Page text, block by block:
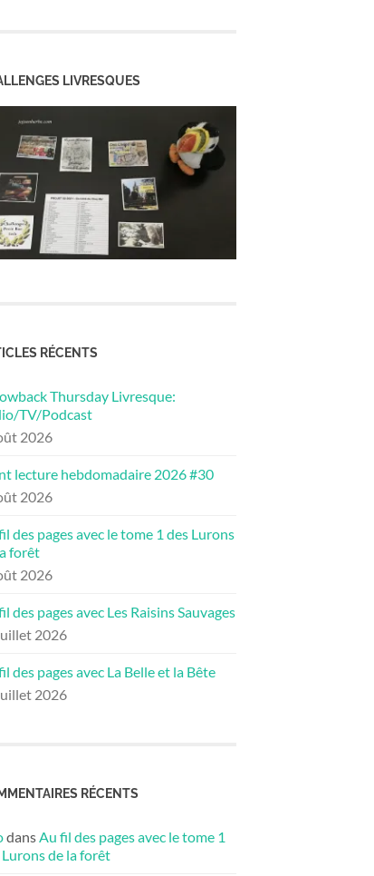
LIVRESQUES
RÉCENTS
Thursday Livresque:
TV/Podcast
2026
lecture hebdomadaire 2026 #30
2026
des pages avec le tome 1 des Lurons
forêt
2026
des pages avec Les Raisins Sauvages
2026
des pages avec La Belle et la Bête
2026
RÉCENTS
dansAu fil des pages avec le tome 1
Lurons de la forêt